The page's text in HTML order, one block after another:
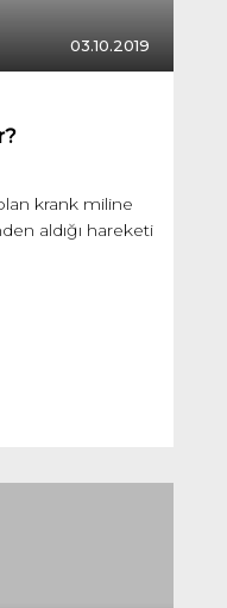
03.10.2019
krank miline
aldığı hareketi